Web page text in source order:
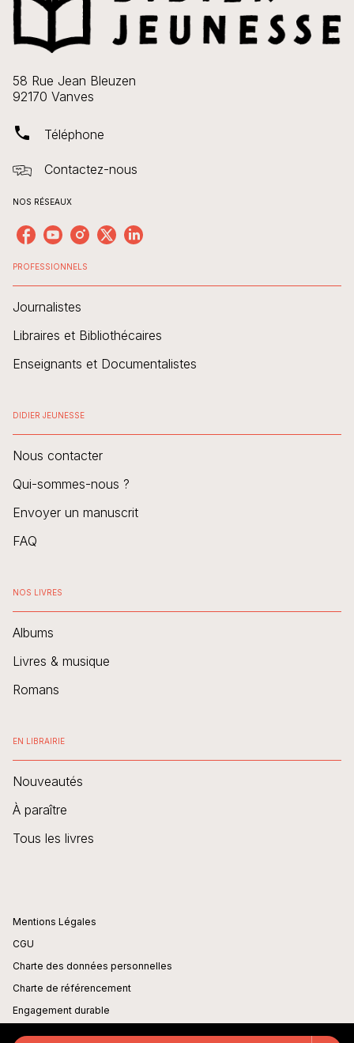
58 Rue Jean Bleuzen
92170 Vanves
phone Téléphone
Contactez-nous
NOS RÉSEAUX
PROFESSIONNELS
Journalistes
Libraires et Bibliothécaires
Enseignants et Documentalistes
DIDIER JEUNESSE
Nous contacter
Qui-sommes-nous ?
Envoyer un manuscrit
FAQ
NOS LIVRES
Albums
Livres & musique
Romans
EN LIBRAIRIE
Nouveautés
À paraître
Tous les livres
Mentions Légales
CGU
Charte des données personnelles
Charte de référencement
Engagement durable